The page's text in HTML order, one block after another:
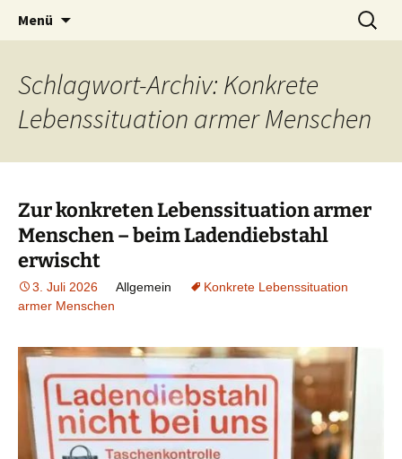
gewerkschaftsforum.de
ein Forum für Gewerkschafterinnen und
Gewerkschafter, die etwas zu sagen haben
Menü
Suchen
nach:
Schlagwort-Archiv: Konkrete
Lebenssituation armer Menschen
Zur konkreten Lebenssituation armer
Menschen – beim Ladendiebstahl
erwischt
3. Juli 2026 Allgemein
Konkrete Lebenssituation
armer Menschen